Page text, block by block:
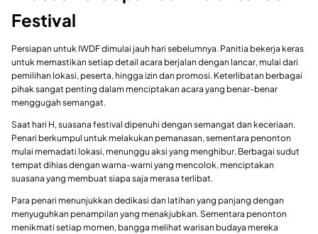
Festival
Persiapan untuk IWDF dimulai jauh hari sebelumnya. Panitia bekerja keras
untuk memastikan setiap detail acara berjalan dengan lancar, mulai dari
pemilihan lokasi, peserta, hingga izin dan promosi. Keterlibatan berbagai
pihak sangat penting dalam menciptakan acara yang benar-benar
menggugah semangat.
Saat hari H, suasana festival dipenuhi dengan semangat dan keceriaan.
Penari berkumpul untuk melakukan pemanasan, sementara penonton
mulai memadati lokasi, menunggu aksi yang menghibur. Berbagai sudut
tempat dihias dengan warna-warni yang mencolok, menciptakan
suasana yang membuat siapa saja merasa terlibat.
Para penari menunjukkan dedikasi dan latihan yang panjang dengan
menyuguhkan penampilan yang menakjubkan. Sementara penonton
menikmati setiap momen, bangga melihat warisan budaya mereka